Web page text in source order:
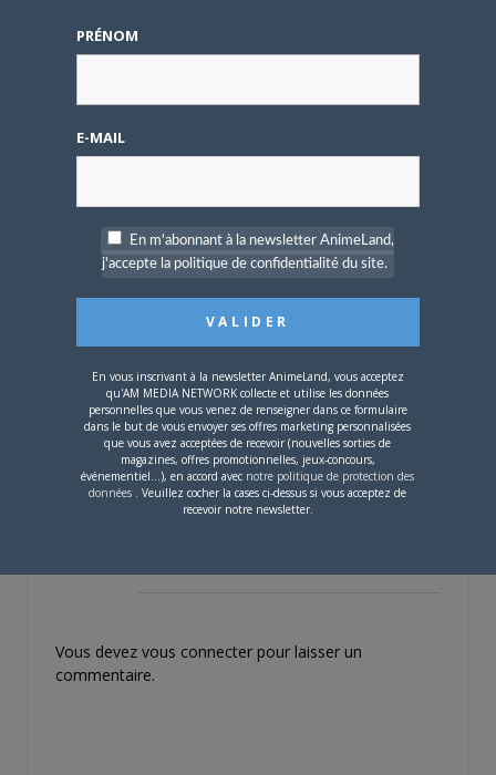
4 AOÛT 2026
[Entretien] Mokochan : «
demandé de suivre au
mieux le manga
originel.»
UN COMMENTAIRE
Vous devez vous connecter pour laisser un
commentaire.
PRÉNOM
E-MAIL
En m'abonnant à la newsletter AnimeLand,
j'accepte la politique de confidentialité du site.
En vous inscrivant à la newsletter AnimeLand, vous acceptez
qu'AM MEDIA NETWORK collecte et utilise les données
personnelles que vous venez de renseigner dans ce formulaire
dans le but de vous envoyer ses offres marketing personnalisées
que vous avez acceptées de recevoir (nouvelles sorties de
magazines, offres promotionnelles, jeux-concours,
événementiel...), en accord avec notre politique de protection des
données . Veuillez cocher la cases ci-dessus si vous acceptez de
recevoir notre newsletter.